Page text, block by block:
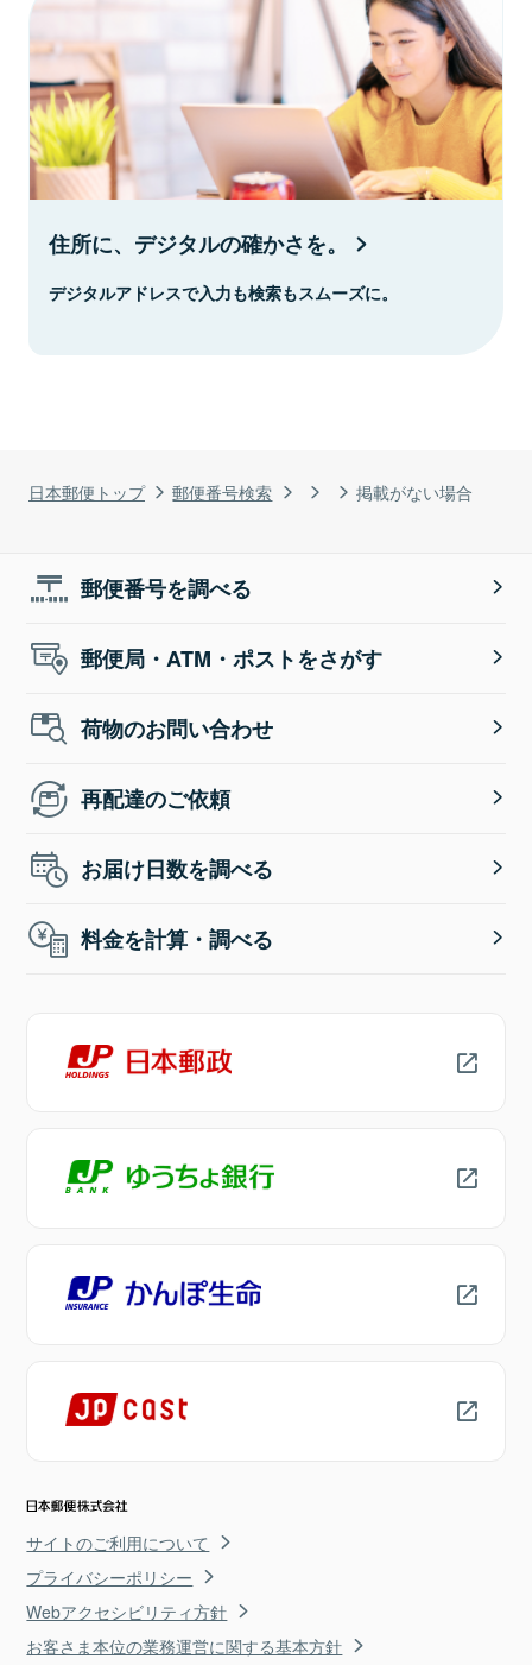
日本郵便トップ 郵便番号検索 掲載がない場合
住所に、デジタルの確かさを。
デジタルアドレスで入力も検索もスムーズに。
郵便番号を調べる
郵便局・ATM・ポストをさがす
荷物のお問い合わせ
再配達のご依頼
お届け日数を調べる
料金を計算・調べる
サイトのご利用について
プライバシーポリシー
Webアクセシビリティ方針
お客さま本位の業務運営に関する基本方針